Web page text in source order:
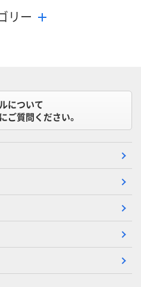
リー
について
ご質問ください。